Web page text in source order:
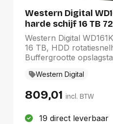
Western Digital
harde schijf 16 TB
3.5" SATA
Western Digital
16 TB, HDD
Buffergrootte
Western Digital
809,01 incl. BTW
19 direct leverbaar